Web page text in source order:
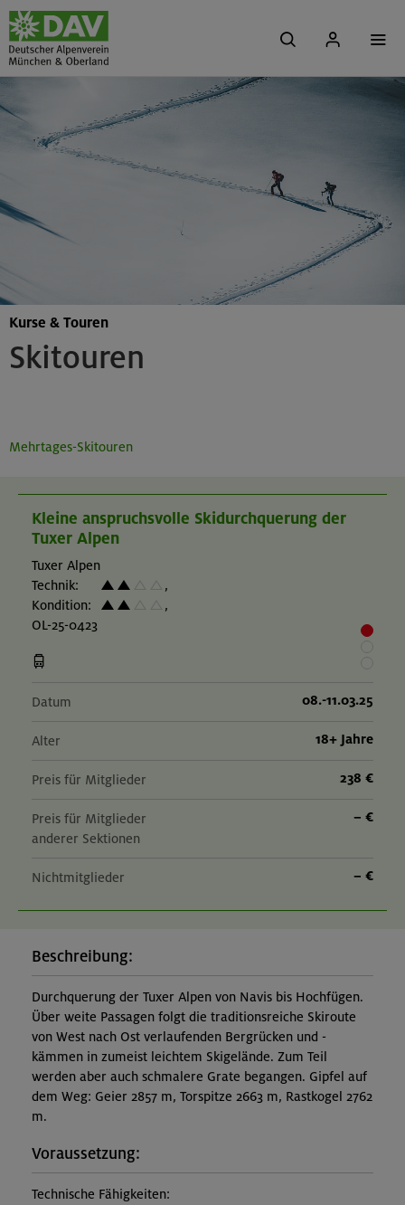
Skitouren
Kurse & Touren
Mehrtages-Skitouren
Kleine anspruchsvolle Skidurchquerung der
Tuxer Alpen
Tuxer Alpen
Technik:
,
Kondition:
,
OL-25-0423
Datum 08.-11.03.25
Alter 18+ Jahre
Preis für Mitglieder 238 €
Preis für Mitglieder
anderer Sektionen
– €
Nichtmitglieder – €
Beschreibung:
Durchquerung der Tuxer Alpen von Navis bis Hochfügen.
Über weite Passagen folgt die traditionsreiche Skiroute
von West nach Ost verlaufenden Bergrücken und -
kämmen in zumeist leichtem Skigelände. Zum Teil
werden aber auch schmalere Grate begangen. Gipfel auf
dem Weg: Geier 2857 m, Torspitze 2663 m, Rastkogel 2762
m.
Voraussetzung:
Technische Fähigkeiten: